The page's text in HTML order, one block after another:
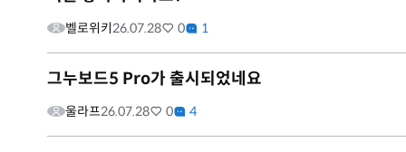
벨로위키26.07.28 0 1
그누보드5 Pro가 출시되었네요
울라프26.07.28 0 4